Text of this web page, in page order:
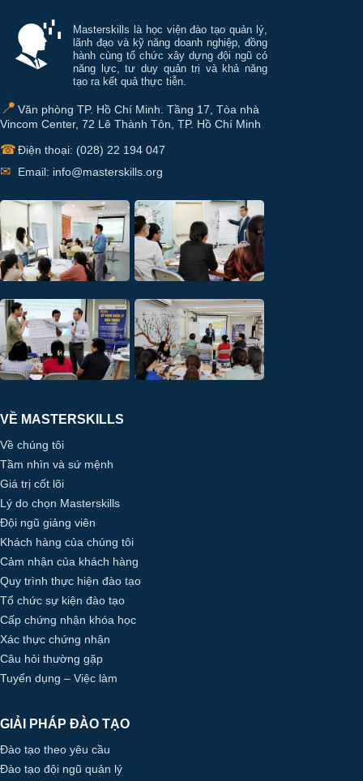
Thông tin và điều hướng cuối trang
Masterskills là học viện đào tạo quản lý,
lãnh đạo và kỹ năng doanh nghiệp, đồng
hành cùng tổ chức xây dựng đội ngũ có
năng lực, tư duy quản trị và khả năng
tạo ra kết quả thực tiễn.
📍 Văn phòng TP. Hồ Chí Minh. Tầng 17, Tòa nhà
Vincom Center, 72 Lê Thành Tôn, TP. Hồ Chí Minh
☎Điện thoại: (028) 22 194 047
✉ Email: info@masterskills.org
VỀ MASTERSKILLS
Về chúng tôi
Tầm nhìn và sứ mệnh
Giá trị cốt lõi
Lý do chọn Masterskills
Đội ngũ giảng viên
Khách hàng của chúng tôi
Cảm nhận của khách hàng
Quy trình thực hiện đào tạo
Tổ chức sự kiện đào tạo
Cấp chứng nhận khóa học
Xác thực chứng nhận
Câu hỏi thường gặp
Tuyển dụng – Việc làm
GIẢI PHÁP ĐÀO TẠO
Đào tạo theo yêu cầu
Đào tạo đội ngũ quản lý